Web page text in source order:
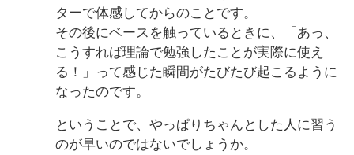
ターで体感してからのことです。
その後にベースを触っているときに、「あっ、
こうすれば理論で勉強したことが実際に使え
る！」って感じた瞬間がたびたび起こるように
なったのです。
ということで、やっぱりちゃんとした人に習う
のが早いのではないでしょうか。